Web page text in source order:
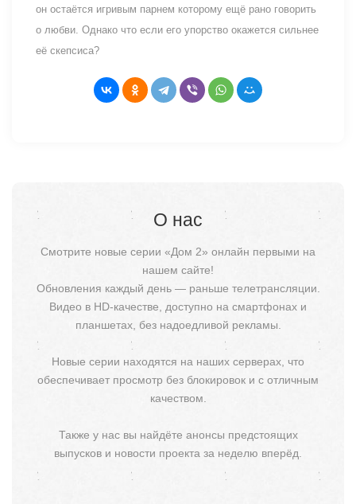
он остаётся игривым парнем которому ещё рано говорить
о любви. Однако что если его упорство окажется сильнее
её скепсиса?
О нас
Смотрите новые серии «Дом 2» онлайн первыми на
нашем сайте!
Обновления каждый день — раньше телетрансляции.
Видео в HD-качестве, доступно на смартфонах и
планшетах, без надоедливой рекламы.
Новые серии находятся на наших серверах, что
обеспечивает просмотр без блокировок и с отличным
качеством.
Также у нас вы найдёте анонсы предстоящих
выпусков и новости проекта за неделю вперёд.